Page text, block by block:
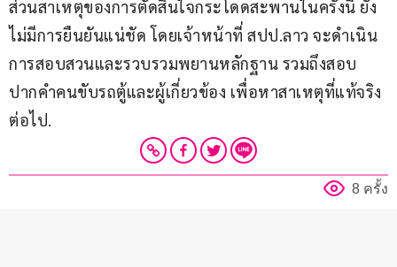
ส่วนสาเหตุของการตัดสินใจกระโดดสะพานในครั้งนี้ ยัง
ไม่มีการยืนยันแน่ชัด โดยเจ้าหน้าที่ สปป.ลาว จะดำเนิน
การสอบสวนและรวบรวมพยานหลักฐาน รวมถึงสอบ
ปากคำคนขับรถตู้และผู้เกี่ยวข้อง เพื่อหาสาเหตุที่แท้จริง
ต่อไป.
8 ครั้ง